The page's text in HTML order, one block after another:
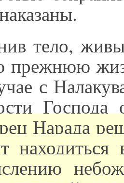
тело,
прежнюю
с
Господа
Нарада